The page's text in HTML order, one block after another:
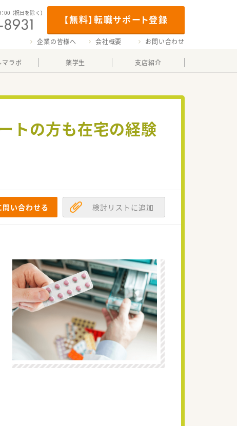
【無料】転職サポート登録
00 （祝日を除く）
企業の皆様へ 会社概要 お問い合わせ
ラボ 薬学生 支店紹介
トの方も在宅の経験
問い合わせる 検討リストに追加